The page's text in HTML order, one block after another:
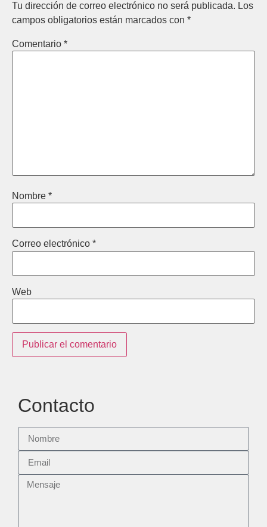
Tu dirección de correo electrónico no será publicada. Los
campos obligatorios están marcados con *
Comentario *
Nombre *
Correo electrónico *
Web
Contacto